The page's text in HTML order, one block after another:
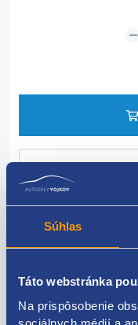
Súhlas
Táto webstránka
Na prispôsobenie
vlečné / ťažné oko
ŠKODA original: